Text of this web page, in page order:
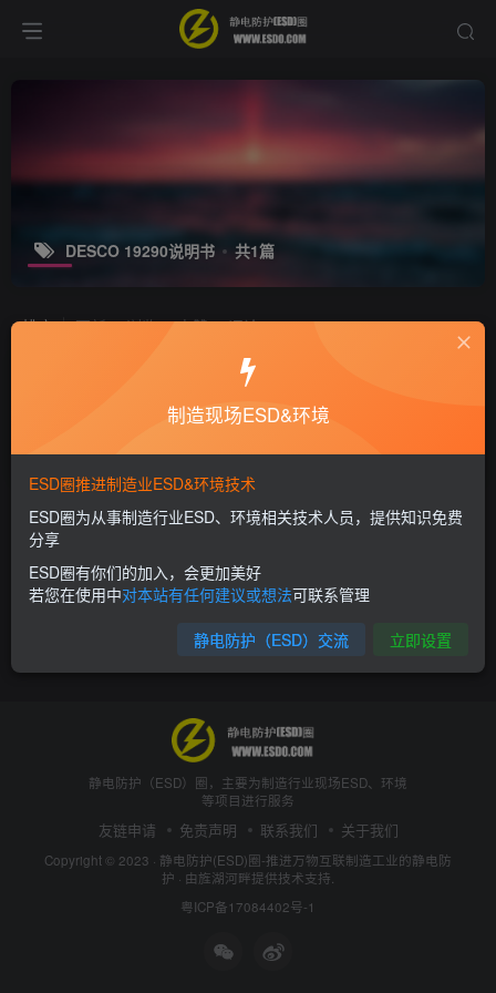
DESCO 19290说明书 共1篇
排序 更新 浏览 点赞 评论
DESCO 19290重锤式电阻测试仪操作
ESD产品
6年前 3.8W+
静电防护（ESD）圈，主要为制造行业现场ESD、环境
等项目进行服务
友链申请 免责声明 联系我们 关于我们
Copyright © 2023 · 静电防护(ESD)圈-推进万物互联制造工业的静电防
护 · 由旌湖河畔提供技术支持.
粤ICP备17084402号-1
制造现场ESD&环境
ESD圈推进制造业ESD&环境技术
ESD圈为从事制造行业ESD、环境相关技术人员，提供知识免费
分享
ESD圈有你们的加入，会更加美好
若您在使用中对本站有任何建议或想法可联系管理
静电防护（ESD）交流 立即设置